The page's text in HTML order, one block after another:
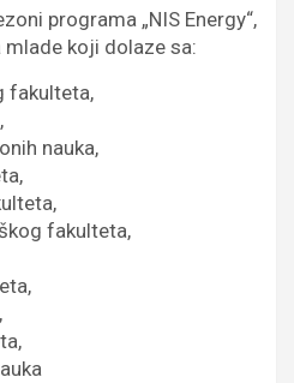
programa „NIS Energy“,
koji dolaze sa:
fakulteta,
nauka,
fakulteta,